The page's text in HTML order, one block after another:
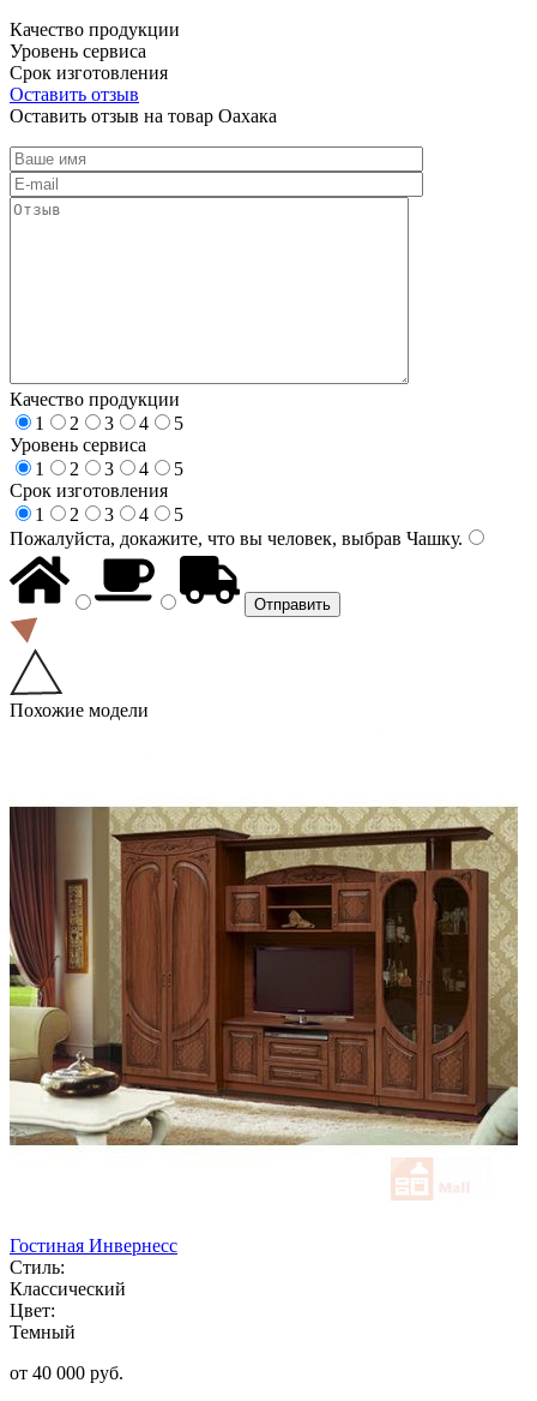
Качество продукции
Уровень сервиса
Срок изготовления
Оставить отзыв
Оставить отзыв на товар Оахака
Качество продукции
1
2 3 4
5
Уровень сервиса
1
2 3 4
5
Срок изготовления
1
2 3 4
5
Пожалуйста, докажите, что вы человек, выбрав Чашку.
Похожие модели
Гостиная Инвернесс
Стиль:
Классический
Цвет:
Темный
от 40 000 руб.